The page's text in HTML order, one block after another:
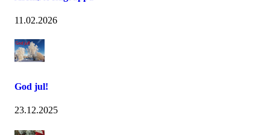
11.02.2026
God jul!
23.12.2025